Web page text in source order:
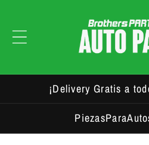
¡Delivery Gratis a